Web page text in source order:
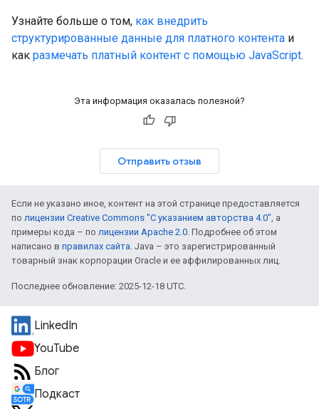
Узнайте больше о том, как внедрить
структурированные данные для платного контента и
как размечать платный контент с помощью JavaScript.
Эта информация оказалась полезной?
Отправить отзыв
Если не указано иное, контент на этой странице предоставляется
по лицензии Creative Commons "С указанием авторства 4.0", а
примеры кода – по лицензии Apache 2.0. Подробнее об этом
написано в правилах сайта. Java – это зарегистрированный
товарный знак корпорации Oracle и ее аффилированных лиц.
Последнее обновление: 2025-12-18 UTC.
LinkedIn
YouTube
Блог
Подкаст